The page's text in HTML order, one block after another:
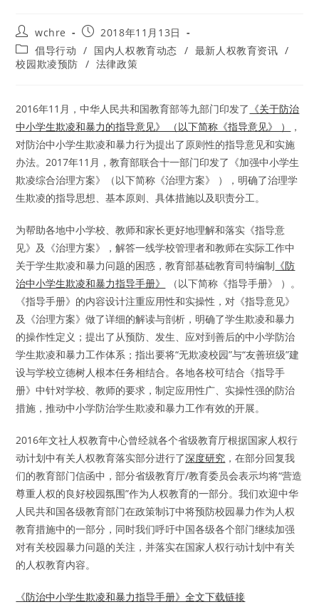
Post
author:
wchre
Post
published:
2018年11月13日
Post
category:
倡导行动 / 国内人权教育动态 / 最新人权教育资讯 /
校园欺凌预防 / 法律政策
2016年11月，中华人民共和国教育部等九部门印发了 《关于防治
中小学生欺凌和暴力的指导意见》 （以下简称《指导意见》 ）
，
对防治中小学生欺凌和暴力行为提出了原则性的指导意见和实施
办法。2017年11月，教育部联合十一部门印发了《加强中小学生
欺凌综合治理方案》（以下简称《治理方案》 ），明确了治理学
生欺凌的指导思想、基本原则、具体措施以及职责分工。
为帮助各地中小学校、教师和家长更好地理解和落实《指导意
见》及《治理方案》，解答一线学校管理者和教师在实际工作中
关于学生欺凌和暴力问题的困惑，教育部基础教育司特编制 《防
治中小学生欺凌和暴力指导手册》
（以下简称《指导手册》 ）。
《指导手册》的内容设计注重应用性和实操性，对《指导意见》
及《治理方案》做了详细的解读与剖析，明确了学生欺凌和暴力
的操作性定义；提出了从预防、发生、应对到善后的中小学防治
学生欺凌和暴力工作体系；指出要将“无欺凌校园”与“友善班级”建
设与学校立德树人根本任务相结合。各地各校可结合《指导手
册》中针对学校、教师的要求，制定应用性广、实操性强的防治
措施，推动中小学防治学生欺凌和暴力工作有效的开展。
2016年文社人权教育中心曾经就各个省级教育厅根据国家人权行
动计划中有关人权教育落实部分进行了深度研究 ，在部分回复我
们的教育部门信函中，部分省级教育厅/教育委员会表示均将“营造
尊重人权的良好校园氛围”作为人权教育的一部分。我们欢迎中华
人民共和国各级教育部门在政策制订中将预防校园暴力作为人权
教育措施中的一部分，同时我们呼吁中国各级各个部门继续加强
对有关校园暴力问题的关注，并落实在国家人权行动计划中有关
的人权教育内容。
《防治中小学生欺凌和暴力指导手册》全文下载链接